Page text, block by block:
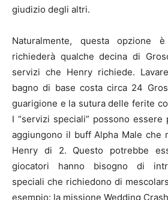
giudizio degli altri.
Naturalmente, questa
richiederà qualche decina di
servizi che Henry richiede.
bagno di base costa circa 24
guarigione e la sutura delle ferite
I “servizi speciali” possono
aggiungono il buff Alpha Male che
Henry di 2. Questo potrebbe
giocatori hanno bisogno di
speciali che richiedono di
esempio: la missione Wedding